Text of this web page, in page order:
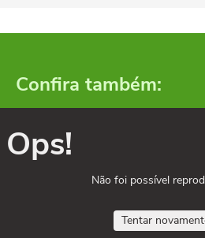
Confira também:
Ops!
Não foi possível
Tentar